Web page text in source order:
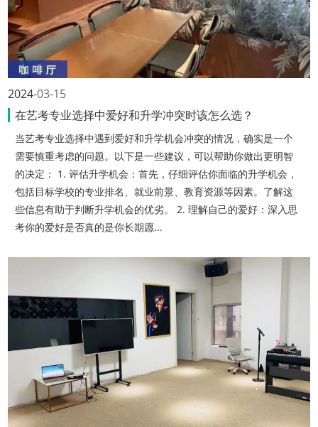
03-15
2024
在艺考专业选择中爱好和升学冲突时该怎么选？
当艺考专业选择中遇到爱好和升学机会冲突的情况，确实是一个
需要慎重考虑的问题。以下是一些建议，可以帮助你做出更明智
的决定： 1. 评估升学机会：首先，仔细评估你面临的升学机会，
包括目标学校的专业排名、就业前景、教育资源等因素。了解这
些信息有助于判断升学机会的优劣。 2. 理解自己的爱好：深入思
考你的爱好是否真的是你长期愿...